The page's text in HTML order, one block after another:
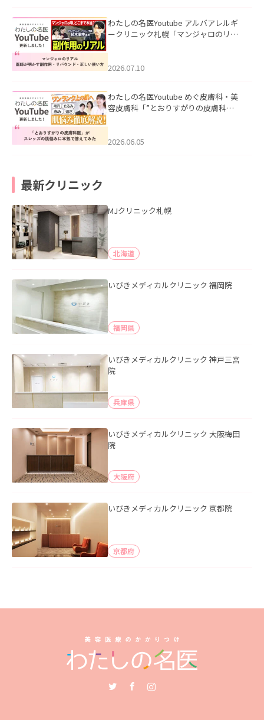
わたしの名医Youtube アルバアレルギ
ークリニック札幌「マンジャロのリア
た。
2026.07.10
わたしの名医Youtube めぐ皮膚科・美
容皮膚科「”とおりすがりの皮膚科
2026.06.05
最新クリニック
MJクリニック札幌
北海道
いびきメディカルクリニック 福岡院
福岡県
いびきメディカルクリニック 神戸三宮
院
兵庫県
いびきメディカルクリニック 大阪梅田
院
大阪府
いびきメディカルクリニック 京都院
京都府